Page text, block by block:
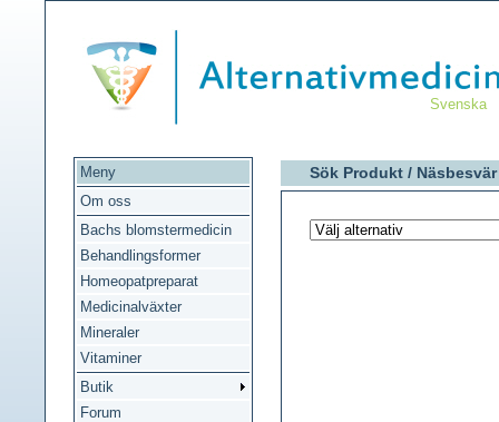
Svenska
Meny
Om oss
Bachs blomstermedicin
Behandlingsformer
Homeopatpreparat
Medicinalväxter
Mineraler
Vitaminer
Butik
Forum
Sök Produkt / Näsbesvär